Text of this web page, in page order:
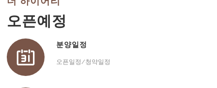
오픈예정
분양일정
오픈일정/청약일정